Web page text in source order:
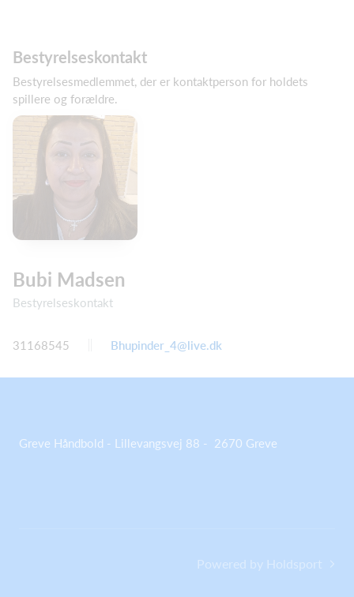
Bestyrelseskontakt
Bestyrelsesmedlemmet, der er kontaktperson for holdets
spillere og forældre.
Bubi Madsen
Bestyrelseskontakt
31168545 Bhupinder_4@live.dk
Greve Håndbold - Lillevangsvej 88 - 2670 Greve
Powered by Holdsport